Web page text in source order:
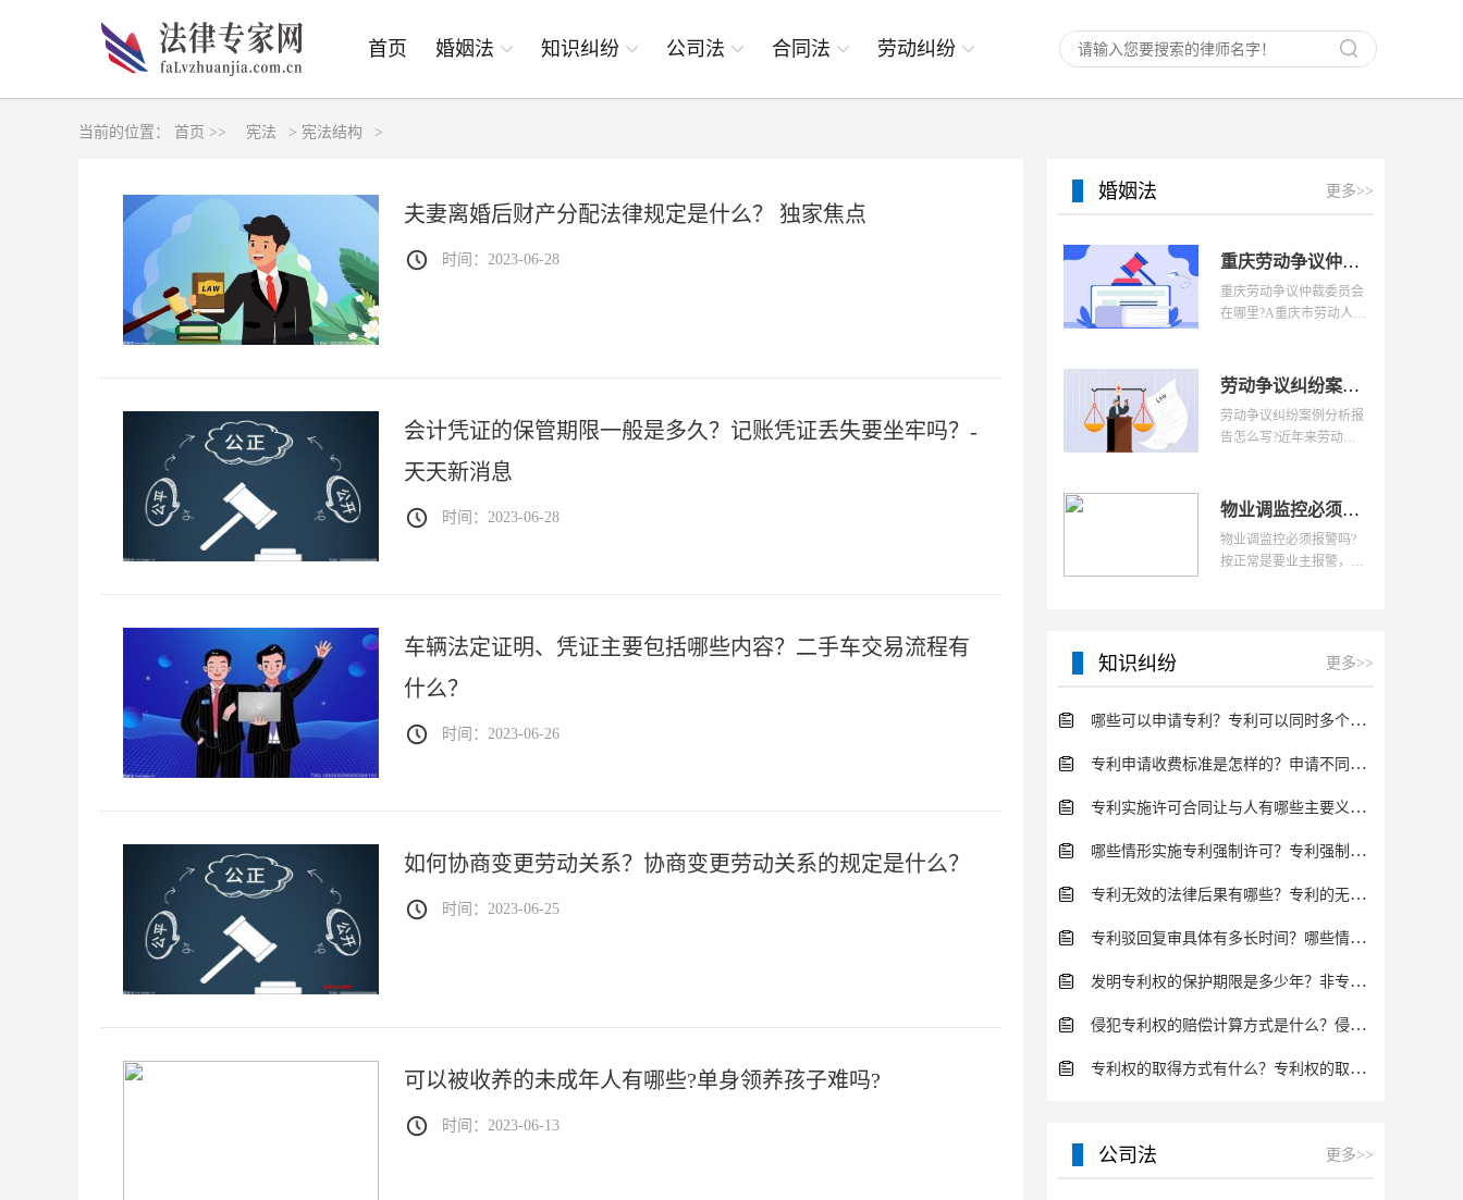
首页 婚姻法 知识纠纷 公司法 合同法 劳动纠纷
当前的位置： 首页 >> 宪法 > 宪法结构 >
夫妻离婚后财产分配法律规定是什么？ 独家焦点
时间：2023-06-28
会计凭证的保管期限一般是多久？记账凭证丢失要坐牢吗？-
天天新消息
时间：2023-06-28
车辆法定证明、凭证主要包括哪些内容？二手车交易流程有
什么？
时间：2023-06-26
如何协商变更劳动关系？协商变更劳动关系的规定是什么？
时间：2023-06-25
可以被收养的未成年人有哪些?单身领养孩子难吗?
时间：2023-06-13
婚姻法 更多>>
重庆劳动争议仲裁委员会在哪里？劳动争议处理制度中的必经程介绍
重庆劳动争议仲裁委员会
在哪里?A重庆市劳动人事
劳动争议纠纷案例分析报告怎么写？劳动争议纠纷包括哪些？
劳动争议纠纷案例分析报
告怎么写?近年来劳动者
物业调监控必须报警吗？丢东西物业不给调监控合法吗？
物业调监控必须报警吗?
按正常是要业主报警，由
知识纠纷 更多>>
哪些可以申请专利？专利可以同时多个人一起申请吗？
专利申请收费标准是怎样的？申请不同类型的专利所需要的钱不同
专利实施许可合同让与人有哪些主要义务？专利实施许可合同与专利许可合同有什么区别？
哪些情形实施专利强制许可？专利强制许可的前提条件是什么？
专利无效的法律后果有哪些？专利的无效情形有哪些？
专利驳回复审具体有多长时间？哪些情况下专利申请可能被驳回？
发明专利权的保护期限是多少年？非专利发明人是否有专利申请权？
侵犯专利权的赔偿计算方式是什么？侵犯专利权的诉讼时效为多长时间？
专利权的取得方式有什么？专利权的取得的手续
公司法 更多>>